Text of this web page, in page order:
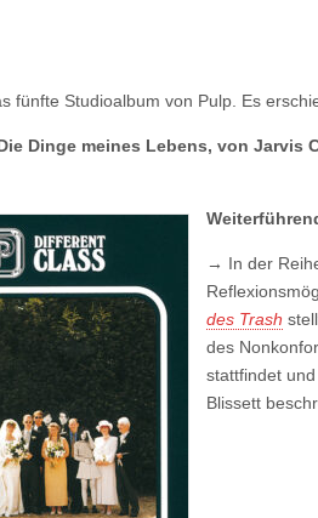
fünfte Studioalbum von Pulp. Es
Dinge meines Lebens, von Jarvis
→ In der
des Trash
des
stattfindet
Blissett